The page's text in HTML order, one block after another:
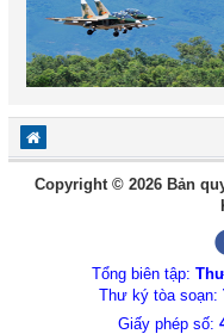
Copyright © 2026 Bản
Tổng biên tập:
Thư ký tòa soạn:
Giấy phép số: